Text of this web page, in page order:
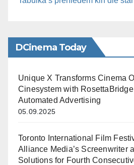
DCinema Today
Unique X Transforms Cinema
Cinesystem with
Automated Advertising
05.09.2025
Toronto International Film
Alliance Media’s Screenwriter
Solutions for Fourth